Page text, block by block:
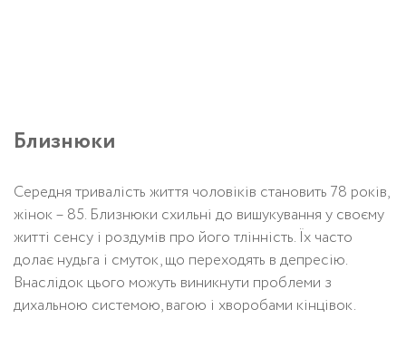
Близнюки
Середня тривалість життя чоловіків становить 78 років,
жінок – 85. Близнюки схильні до вишукування у своєму
житті сенсу і роздумів про його тлінність. Їх часто
долає нудьга і смуток, що переходять в депресію.
Внаслідок цього можуть виникнути проблеми з
дихальною системою, вагою і хворобами кінцівок.